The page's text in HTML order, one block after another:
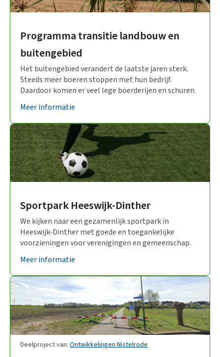
Programma transitie landbouw en
buitengebied
Het buitengebied verandert de laatste jaren sterk.
Steeds meer boeren stoppen met hun bedrijf.
Daardoor komen er veel lege boerderijen en schuren.
Meer informatie
Sportpark Heeswijk-Dinther
We kijken naar een gezamenlijk sportpark in
Heeswijk-Dinther met goede en toegankelijke
voorzieningen voor verenigingen en gemeenschap.
Meer informatie
Deelproject van: Ontwikkelingen Nistelrode